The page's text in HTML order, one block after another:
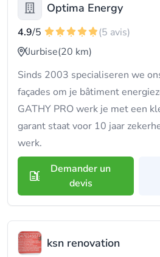
Optima Energy
4.9/5
(5 avis)
Jurbise(20 km)
Sinds 2003 specialiseren we
façades om je bâtiment
GATHY PRO werk je met een
garant staat voor 10 jaar
werk.
Demander un
devis
ksn renovation